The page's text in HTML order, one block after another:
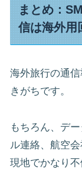
まとめ：
信は海外用
海外旅行の通
きがちです。
もちろん、デ
ル連絡、航空
現地でかなり不